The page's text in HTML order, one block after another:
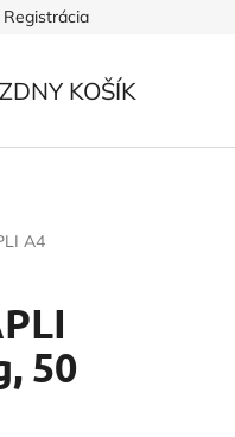
Registrácia
KOŠÍK
A4
50